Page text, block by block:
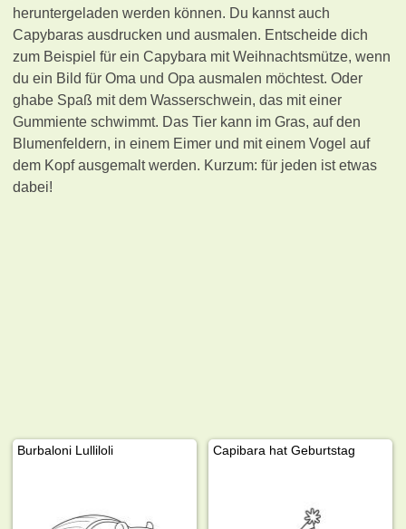
heruntergeladen werden können. Du kannst auch
Capybaras ausdrucken und ausmalen. Entscheide dich
zum Beispiel für ein Capybara mit Weihnachtsmütze, wenn
du ein Bild für Oma und Opa ausmalen möchtest. Oder
ghabe Spaß mit dem Wasserschwein, das mit einer
Gummiente schwimmt. Das Tier kann im Gras, auf den
Blumenfeldern, in einem Eimer und mit einem Vogel auf
dem Kopf ausgemalt werden. Kurzum: für jeden ist etwas
dabei!
Burbaloni Lulliloli Capibara hat Geburtstag